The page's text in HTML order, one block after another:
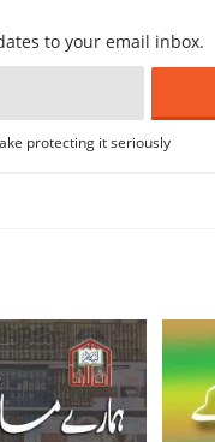
to your email inbox.
protecting it seriously